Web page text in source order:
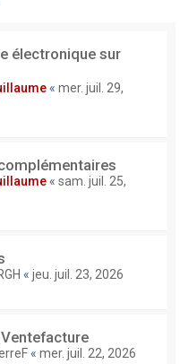
électronique sur
« mer. juil. 29,
« sam. juil. 25,
« jeu. juil. 23, 2026
« mer. juil. 22, 2026